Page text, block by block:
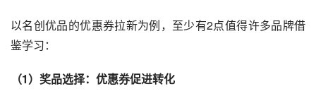
以名创优品的优惠券拉新为例，至少有2点值得许多品牌借
鉴学习：
（1）奖品选择：优惠券促进转化